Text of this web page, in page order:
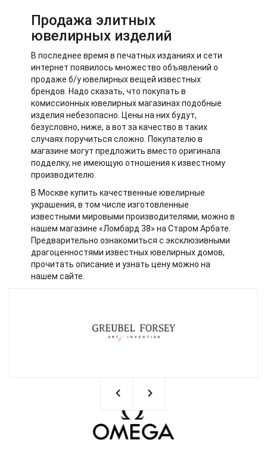
Продажа элитных
ювелирных изделий
В последнее время в печатных изданиях и сети
интернет появилось множество объявлений о
продаже б/у ювелирных вещей известных
брендов. Надо сказать, что покупать в
комиссионных ювелирных магазинах подобные
изделия небезопасно. Цены на них будут,
безусловно, ниже, а вот за качество в таких
случаях поручиться сложно. Покупателю в
магазине могут предложить вместо оригинала
подделку, не имеющую отношения к известному
производителю.
В Москве купить качественные ювелирные
украшения, в том числе изготовленные
известными мировыми производителями, можно в
нашем магазине «Ломбард 38» на Старом Арбате.
Предварительно ознакомиться с эксклюзивными
драгоценностями известных ювелирных домов,
прочитать описание и узнать цену можно на
нашем сайте.